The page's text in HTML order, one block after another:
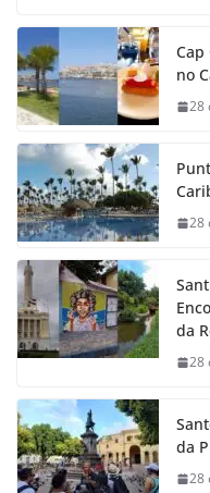
Cap
no
28
28
da
28
da
28